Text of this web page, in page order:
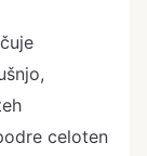
celoten